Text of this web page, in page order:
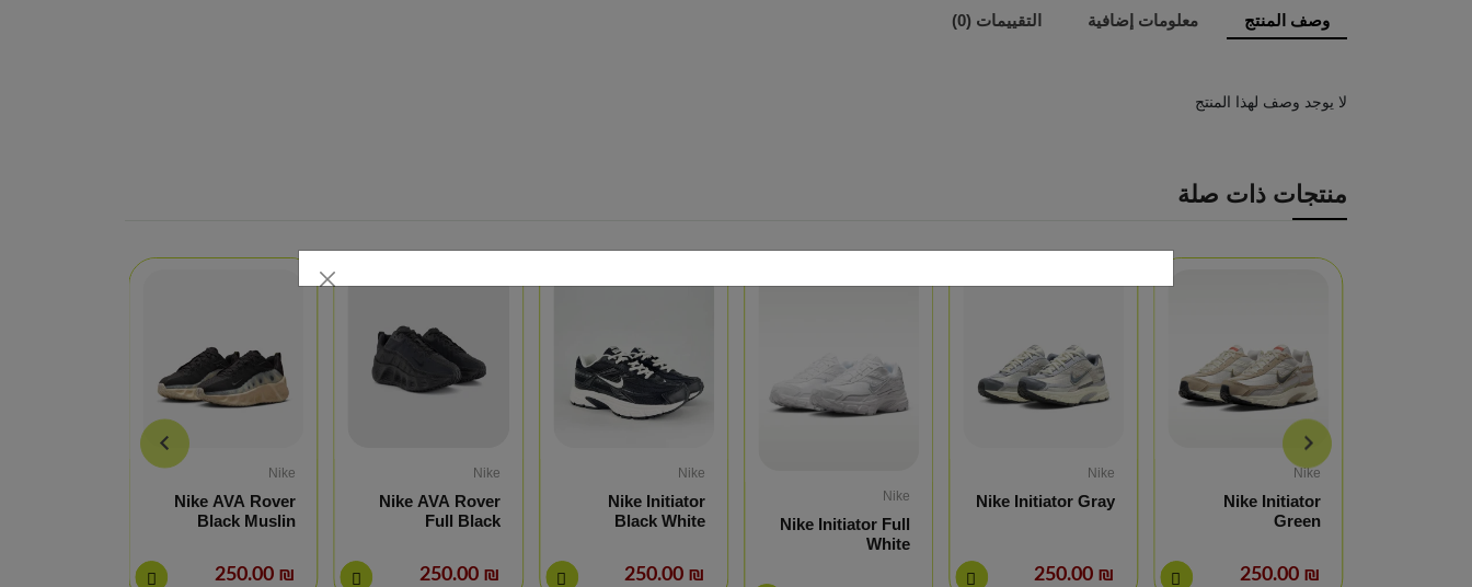
وصف المنتج معلومات إضافية التقييمات (0)
لا يوجد وصف لهذا المنتج
منتجات ذات صلة
Nike
Nike Initiator
Green
₪ 250.00
Nike
Nike Initiator Gray
₪ 250.00
Nike
Nike Initiator Full
White
Nike
Nike Initiator
Black White
₪ 250.00
Nike
Nike AVA Rover
Full Black
₪ 250.00
Nike
Nike AVA Rover
Black Muslin
₪ 250.00